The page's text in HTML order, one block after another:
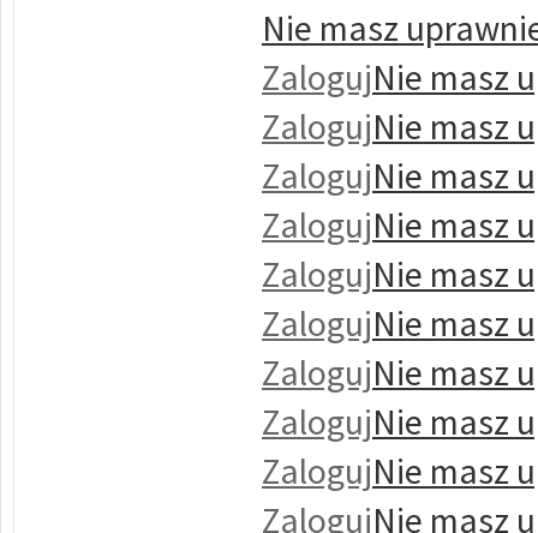
Nie masz
ZalogujNie masz
ZalogujNie masz
ZalogujNie masz
ZalogujNie masz
ZalogujNie masz
ZalogujNie masz
ZalogujNie masz
ZalogujNie masz
ZalogujNie masz
ZalogujNie masz